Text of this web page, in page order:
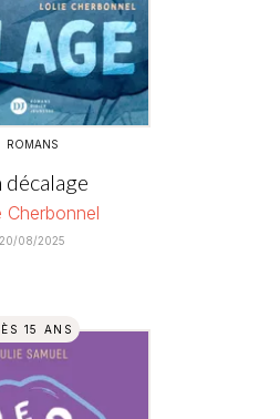
ROMANS
décalage
Cherbonnel
20/08/2025
15 ANS